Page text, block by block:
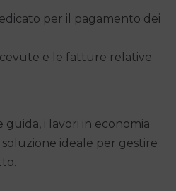
per il pagamento dei
e le fatture relative
i lavori in economia
ideale per gestire